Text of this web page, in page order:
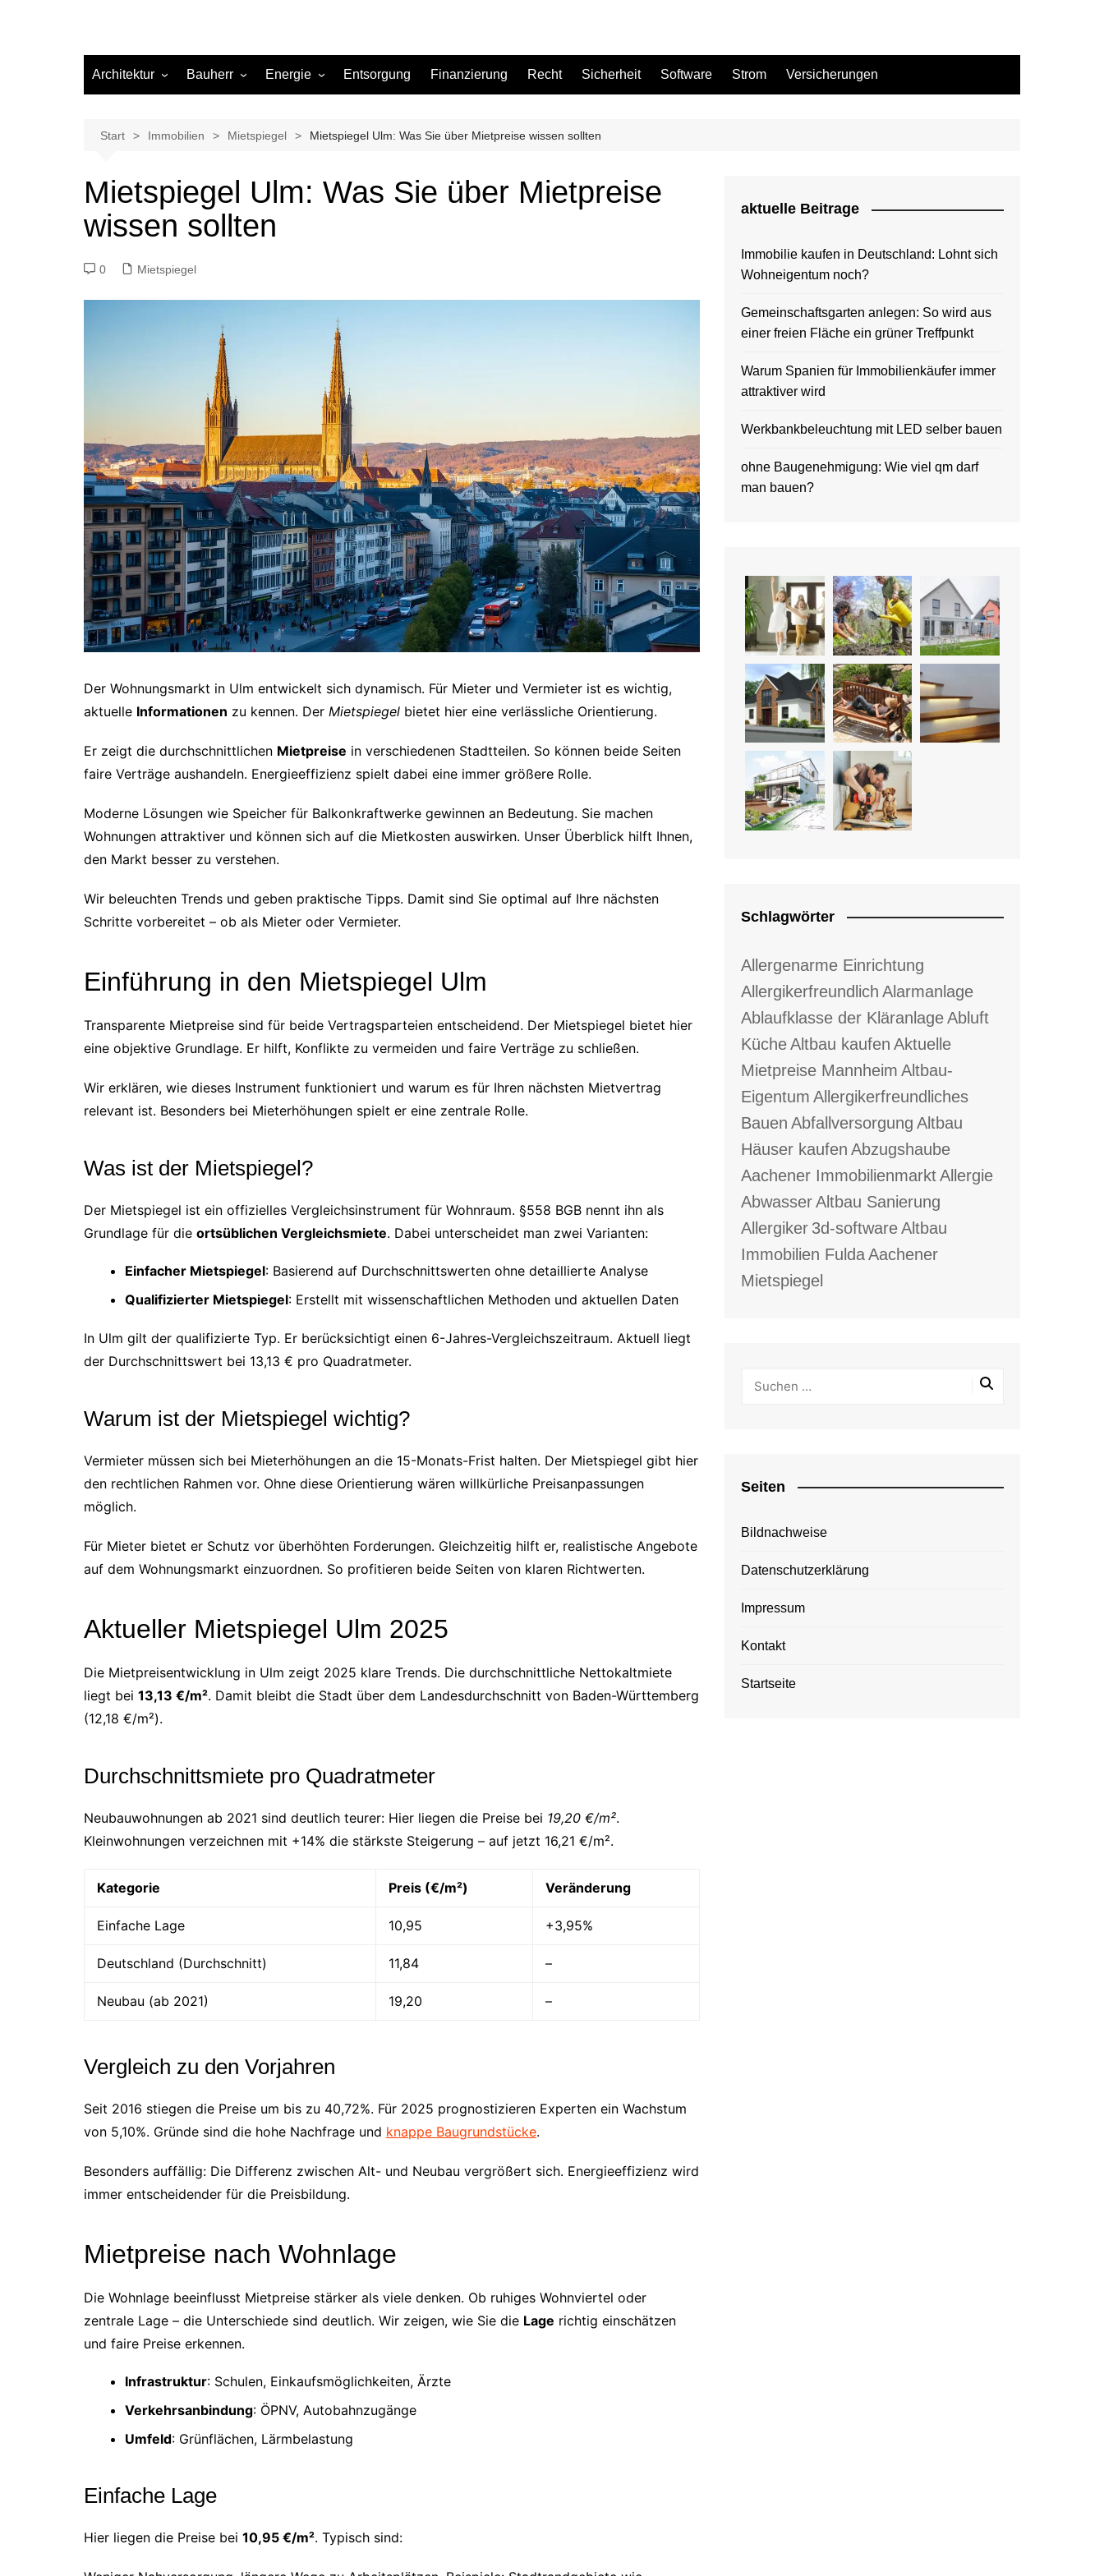
Architektur Bauherr
Beleuchtung
Büro
Materialien
Ökologisch bauen
Sanierung
Hygiene
Energie
Gas
Entsorgung Finanzierung Recht Sicherheit Software Strom Versicherungen
Start Immobilien Mietspiegel Mietspiegel Ulm: Was Sie über Mietpreise wissen sollten
Mietspiegel Ulm: Was Sie über Mietpreise
wissen sollten
0 Mietspiegel
Der Wohnungsmarkt in Ulm entwickelt sich dynamisch. Für Mieter und Vermieter ist es wichtig,
aktuelle Informationen zu kennen. Der Mietspiegel bietet hier eine verlässliche Orientierung.
Er zeigt die durchschnittlichen Mietpreise in verschiedenen Stadtteilen. So können beide Seiten
faire Verträge aushandeln. Energieeffizienz spielt dabei eine immer größere Rolle.
Moderne Lösungen wie Speicher für Balkonkraftwerke gewinnen an Bedeutung. Sie machen
Wohnungen attraktiver und können sich auf die Mietkosten auswirken. Unser Überblick hilft Ihnen,
den Markt besser zu verstehen.
Wir beleuchten Trends und geben praktische Tipps. Damit sind Sie optimal auf Ihre nächsten
Schritte vorbereitet – ob als Mieter oder Vermieter.
Einführung in den Mietspiegel Ulm
Transparente Mietpreise sind für beide Vertragsparteien entscheidend. Der Mietspiegel bietet hier
eine objektive Grundlage. Er hilft, Konflikte zu vermeiden und faire Verträge zu schließen.
Wir erklären, wie dieses Instrument funktioniert und warum es für Ihren nächsten Mietvertrag
relevant ist. Besonders bei Mieterhöhungen spielt er eine zentrale Rolle.
Was ist der Mietspiegel?
Der Mietspiegel ist ein offizielles Vergleichsinstrument für Wohnraum. §558 BGB nennt ihn als
Grundlage für die ortsüblichen Vergleichsmiete. Dabei unterscheidet man zwei Varianten:
Einfacher Mietspiegel: Basierend auf Durchschnittswerten ohne detaillierte Analyse
Qualifizierter Mietspiegel: Erstellt mit wissenschaftlichen Methoden und aktuellen Daten
In Ulm gilt der qualifizierte Typ. Er berücksichtigt einen 6-Jahres-Vergleichszeitraum. Aktuell liegt
der Durchschnittswert bei 13,13 € pro Quadratmeter.
Warum ist der Mietspiegel wichtig?
Vermieter müssen sich bei Mieterhöhungen an die 15-Monats-Frist halten. Der Mietspiegel gibt hier
den rechtlichen Rahmen vor. Ohne diese Orientierung wären willkürliche Preisanpassungen
möglich.
Für Mieter bietet er Schutz vor überhöhten Forderungen. Gleichzeitig hilft er, realistische Angebote
auf dem Wohnungsmarkt einzuordnen. So profitieren beide Seiten von klaren Richtwerten.
Aktueller Mietspiegel Ulm 2025
Die Mietpreisentwicklung in Ulm zeigt 2025 klare Trends. Die durchschnittliche Nettokaltmiete
liegt bei 13,13 €/m². Damit bleibt die Stadt über dem Landesdurchschnitt von Baden-Württemberg
(12,18 €/m²).
Durchschnittsmiete pro Quadratmeter
Neubauwohnungen ab 2021 sind deutlich teurer: Hier liegen die Preise bei 19,20 €/m².
Kleinwohnungen verzeichnen mit +14% die stärkste Steigerung – auf jetzt 16,21 €/m².
Kategorie Preis (€/m²) Veränderung
Einfache Lage 10,95 +3,95%
Deutschland (Durchschnitt) 11,84 –
Neubau (ab 2021) 19,20 –
Vergleich zu den Vorjahren
Seit 2016 stiegen die Preise um bis zu 40,72%. Für 2025 prognostizieren Experten ein Wachstum
von 5,10%. Gründe sind die hohe Nachfrage und knappe Baugrundstücke.
Besonders auffällig: Die Differenz zwischen Alt- und Neubau vergrößert sich. Energieeffizienz wird
immer entscheidender für die Preisbildung.
Mietpreise nach Wohnlage
Die Wohnlage beeinflusst Mietpreise stärker als viele denken. Ob ruhiges Wohnviertel oder
zentrale Lage – die Unterschiede sind deutlich. Wir zeigen, wie Sie die Lage richtig einschätzen
und faire Preise erkennen.
Infrastruktur: Schulen, Einkaufsmöglichkeiten, Ärzte
Verkehrsanbindung: ÖPNV, Autobahnzugänge
Umfeld: Grünflächen, Lärmbelastung
Einfache Lage
Hier liegen die Preise bei 10,95 €/m². Typisch sind:
aktuelle Beitrage
Immobilie kaufen in Deutschland: Lohnt sich
Wohneigentum noch?
Gemeinschaftsgarten anlegen: So wird aus
einer freien Fläche ein grüner Treffpunkt
Warum Spanien für Immobilienkäufer immer
attraktiver wird
Werkbankbeleuchtung mit LED selber bauen
ohne Baugenehmigung: Wie viel qm darf
man bauen?
Schlagwörter
Allergenarme Einrichtung
Allergikerfreundlich Alarmanlage
Ablaufklasse der KläranlageAbluft
KücheAltbau kaufen Aktuelle
Mietpreise Mannheim Altbau-
Eigentum Allergikerfreundliches
Bauen Abfallversorgung Altbau
Häuser kaufen Abzugshaube
Aachener ImmobilienmarktAllergie
AbwasserAltbau Sanierung
Allergiker 3d-softwareAltbau
Immobilien FuldaAachener
Mietspiegel
Seiten
Bildnachweise
Datenschutzerklärung
Impressum
Kontakt
Startseite